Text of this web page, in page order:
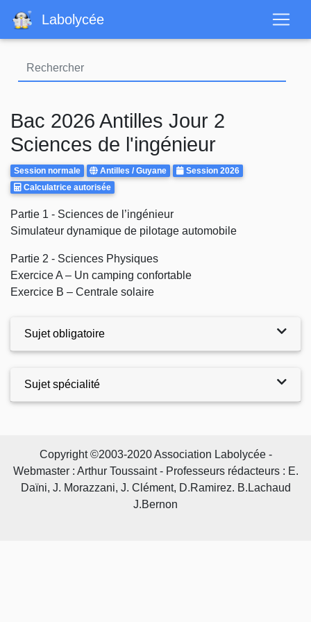
contenu
Labolycée
Bac 2026 Antilles Jour 2
Sciences de l'ingénieur
Rattrapages
Session normale
Centre
d'examen
Antilles / Guyane Annee
Session 2026
Calculatrice
Calculatrice autorisée
Body
Partie 1 - Sciences de l’ingénieur
Simulateur dynamique de pilotage automobile
Partie 2 - Sciences Physiques
Exercice A – Un camping confortable
Exercice B – Centrale solaire
Sujet obligatoire
Sujet spécialité
Copyright ©2003-2020 Association Labolycée -
Webmaster : Arthur Toussaint - Professeurs rédacteurs : E.
Daïni, J. Morazzani, J. Clément, D.Ramirez. B.Lachaud
J.Bernon